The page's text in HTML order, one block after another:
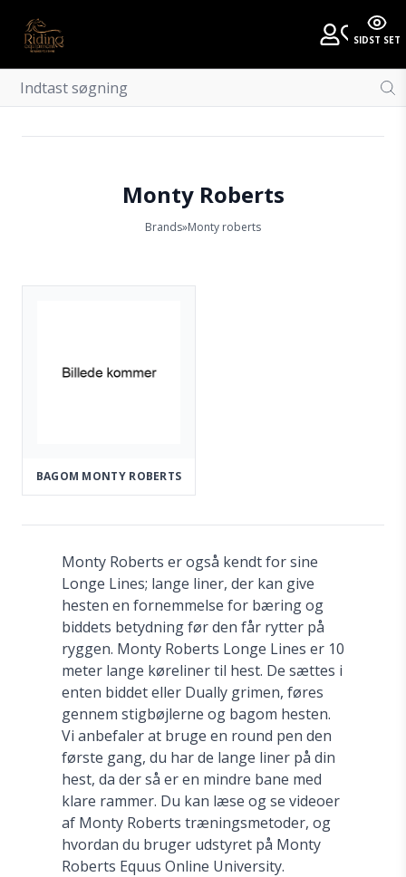
Monty Roberts
Brands»Monty roberts
BAGOM MONTY ROBERTS
Monty Roberts er også kendt for sine
Longe Lines; lange liner, der kan give
hesten en fornemmelse for bæring og
biddets betydning før den får rytter på
ryggen. Monty Roberts Longe Lines er 10
meter lange køreliner til hest. De sættes i
enten biddet eller Dually grimen, føres
gennem stigbøjlerne og bagom hesten.
Vi anbefaler at bruge en round pen den
første gang, du har de lange liner på din
hest, da der så er en mindre bane med
klare rammer. Du kan læse og se videoer
af Monty Roberts træningsmetoder, og
hvordan du bruger udstyret på Monty
Roberts Equus Online University.
SIDST SET